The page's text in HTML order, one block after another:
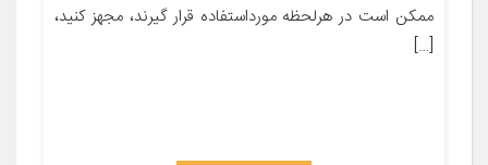
ممکن است در هرلحظه مورداستفاده قرار گیرند، مجهز کنید،
[…]